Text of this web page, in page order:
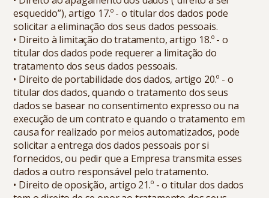
esquecido”), artigo 17.º - o titular dos dados pode
solicitar a eliminação dos seus dados pessoais.
• Direito à limitação do tratamento, artigo 18.º - o
titular dos dados pode requerer a limitação do
tratamento dos seus dados pessoais.
• Direito de portabilidade dos dados, artigo 20.º - o
titular dos dados, quando o tratamento dos seus
dados se basear no consentimento expresso ou na
execução de um contrato e quando o tratamento em
causa for realizado por meios automatizados, pode
solicitar a entrega dos dados pessoais por si
fornecidos, ou pedir que a Empresa transmita esses
dados a outro responsável pelo tratamento.
• Direito de oposição, artigo 21.º - o titular dos dados